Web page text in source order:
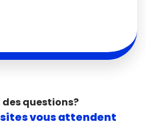
des questions?
vous attendent